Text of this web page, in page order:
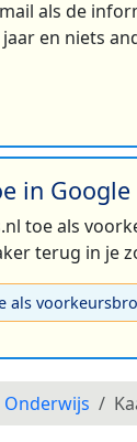
als de
en niets
in Google
toe als
terug in je
als
Onderwijs